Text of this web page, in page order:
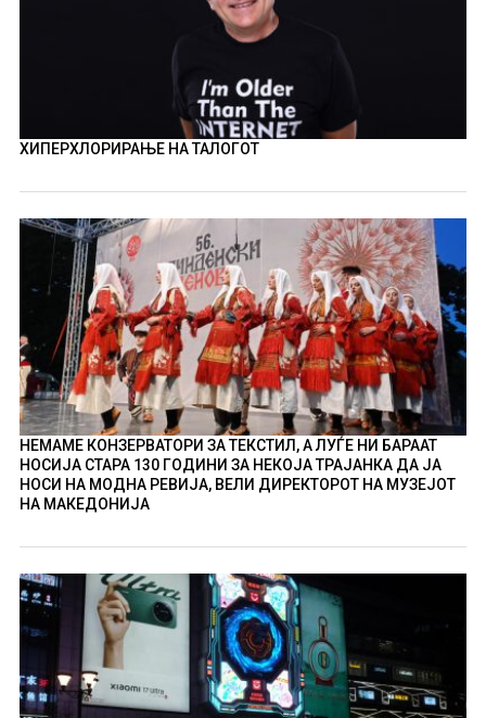
ХИПЕРХЛОРИРАЊЕ НА ТАЛОГОТ
НЕМАМЕ КОНЗЕРВАТОРИ ЗА ТЕКСТИЛ, А ЛУЃЕ НИ БАРААТ
НОСИЈА СТАРА 130 ГОДИНИ ЗА НЕКОЈА ТРАЈАНКА ДА ЈА
НОСИ НА МОДНА РЕВИЈА, ВЕЛИ ДИРЕКТОРОТ НА МУЗЕЈОТ
НА МАКЕДОНИЈА